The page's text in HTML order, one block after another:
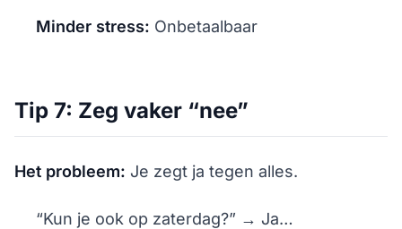
Minder stress: Onbetaalbaar
Tip 7: Zeg vaker “nee”
Het probleem: Je zegt ja tegen alles.
“Kun je ook op zaterdag?” → Ja…